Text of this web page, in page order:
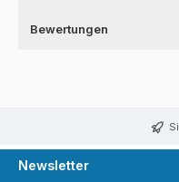
Bewertungen
Newsletter